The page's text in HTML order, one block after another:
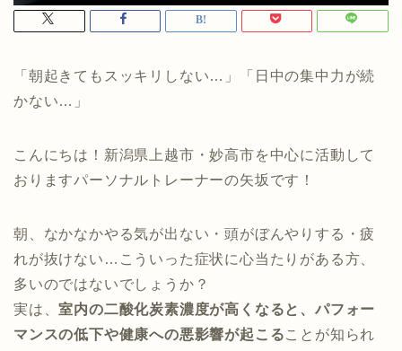
「朝起きてもスッキリしない…」「日中の集中力が続
かない…」
こんにちは！新潟県上越市・妙高市を中心に活動して
おりますパーソナルトレーナーの矢坂です！
朝、なかなかやる気が出ない・頭がぼんやりする・疲
れが抜けない…こういった症状に心当たりがある方、
多いのではないでしょうか？
実は、室内の二酸化炭素濃度が高くなると、パフォー
マンスの低下や健康への悪影響が起こることが知られ